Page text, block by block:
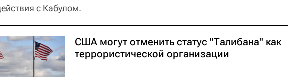
с Кабулом.
США могут отменить статус "Талибана" как
террористической организации